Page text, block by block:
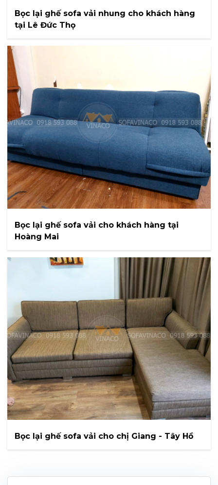
Bọc lại ghế sofa vải nhung cho khách hàng
tại Lê Đức Thọ
Bọc lại ghế sofa vải cho khách hàng tại
Hoàng Mai
Bọc lại ghế sofa vải cho chị Giang - Tây Hồ